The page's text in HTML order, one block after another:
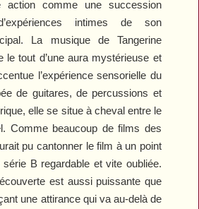
action comme une succession
intimes de son
La musique de Tangerine
le tout d’une aura mystérieuse et
l’expérience sensorielle du
de guitares, de percussions et
elle se situe à cheval entre le
Comme beaucoup de films des
pu cantonner le film à un point
B regardable et vite oubliée.
est aussi puissante que
une attirance qui va au-delà de